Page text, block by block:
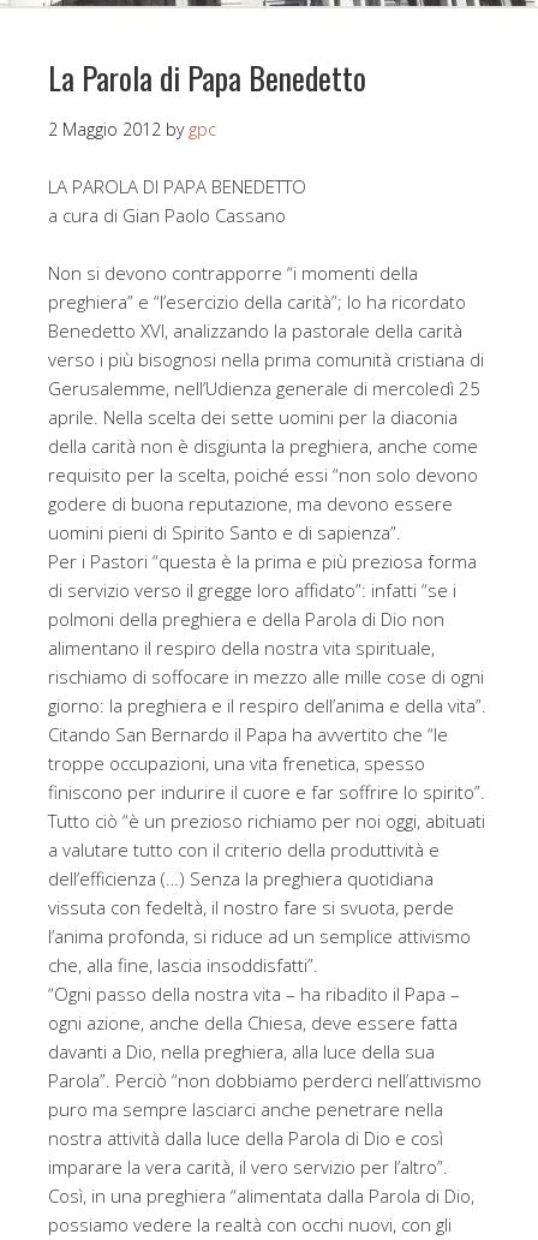
La Parola di Papa Benedetto
2 Maggio 2012 by gpc
LA PAROLA DI PAPA BENEDETTO
a cura di Gian Paolo Cassano
Non si devono contrapporre “i momenti della
preghiera” e “l’esercizio della carità”; lo ha ricordato
Benedetto XVI, analizzando la pastorale della carità
verso i più bisognosi nella prima comunità cristiana di
Gerusalemme, nell’Udienza generale di mercoledì 25
aprile. Nella scelta dei sette uomini per la diaconia
della carità non è disgiunta la preghiera, anche come
requisito per la scelta, poiché essi “non solo devono
godere di buona reputazione, ma devono essere
uomini pieni di Spirito Santo e di sapienza”.
Per i Pastori “questa è la prima e più preziosa forma
di servizio verso il gregge loro affidato”: infatti “se i
polmoni della preghiera e della Parola di Dio non
alimentano il respiro della nostra vita spirituale,
rischiamo di soffocare in mezzo alle mille cose di ogni
giorno: la preghiera e il respiro dell’anima e della vita”.
Citando San Bernardo il Papa ha avvertito che “le
troppe occupazioni, una vita frenetica, spesso
finiscono per indurire il cuore e far soffrire lo spirito”.
Tutto ciò “è un prezioso richiamo per noi oggi, abituati
a valutare tutto con il criterio della produttività e
dell’efficienza (…) Senza la preghiera quotidiana
vissuta con fedeltà, il nostro fare si svuota, perde
l’anima profonda, si riduce ad un semplice attivismo
che, alla fine, lascia insoddisfatti”.
“Ogni passo della nostra vita – ha ribadito il Papa –
ogni azione, anche della Chiesa, deve essere fatta
davanti a Dio, nella preghiera, alla luce della sua
Parola”. Perciò “non dobbiamo perderci nell’attivismo
puro ma sempre lasciarci anche penetrare nella
nostra attività dalla luce della Parola di Dio e così
imparare la vera carità, il vero servizio per l’altro”.
Così, in una preghiera “alimentata dalla Parola di Dio,
possiamo vedere la realtà con occhi nuovi, con gli